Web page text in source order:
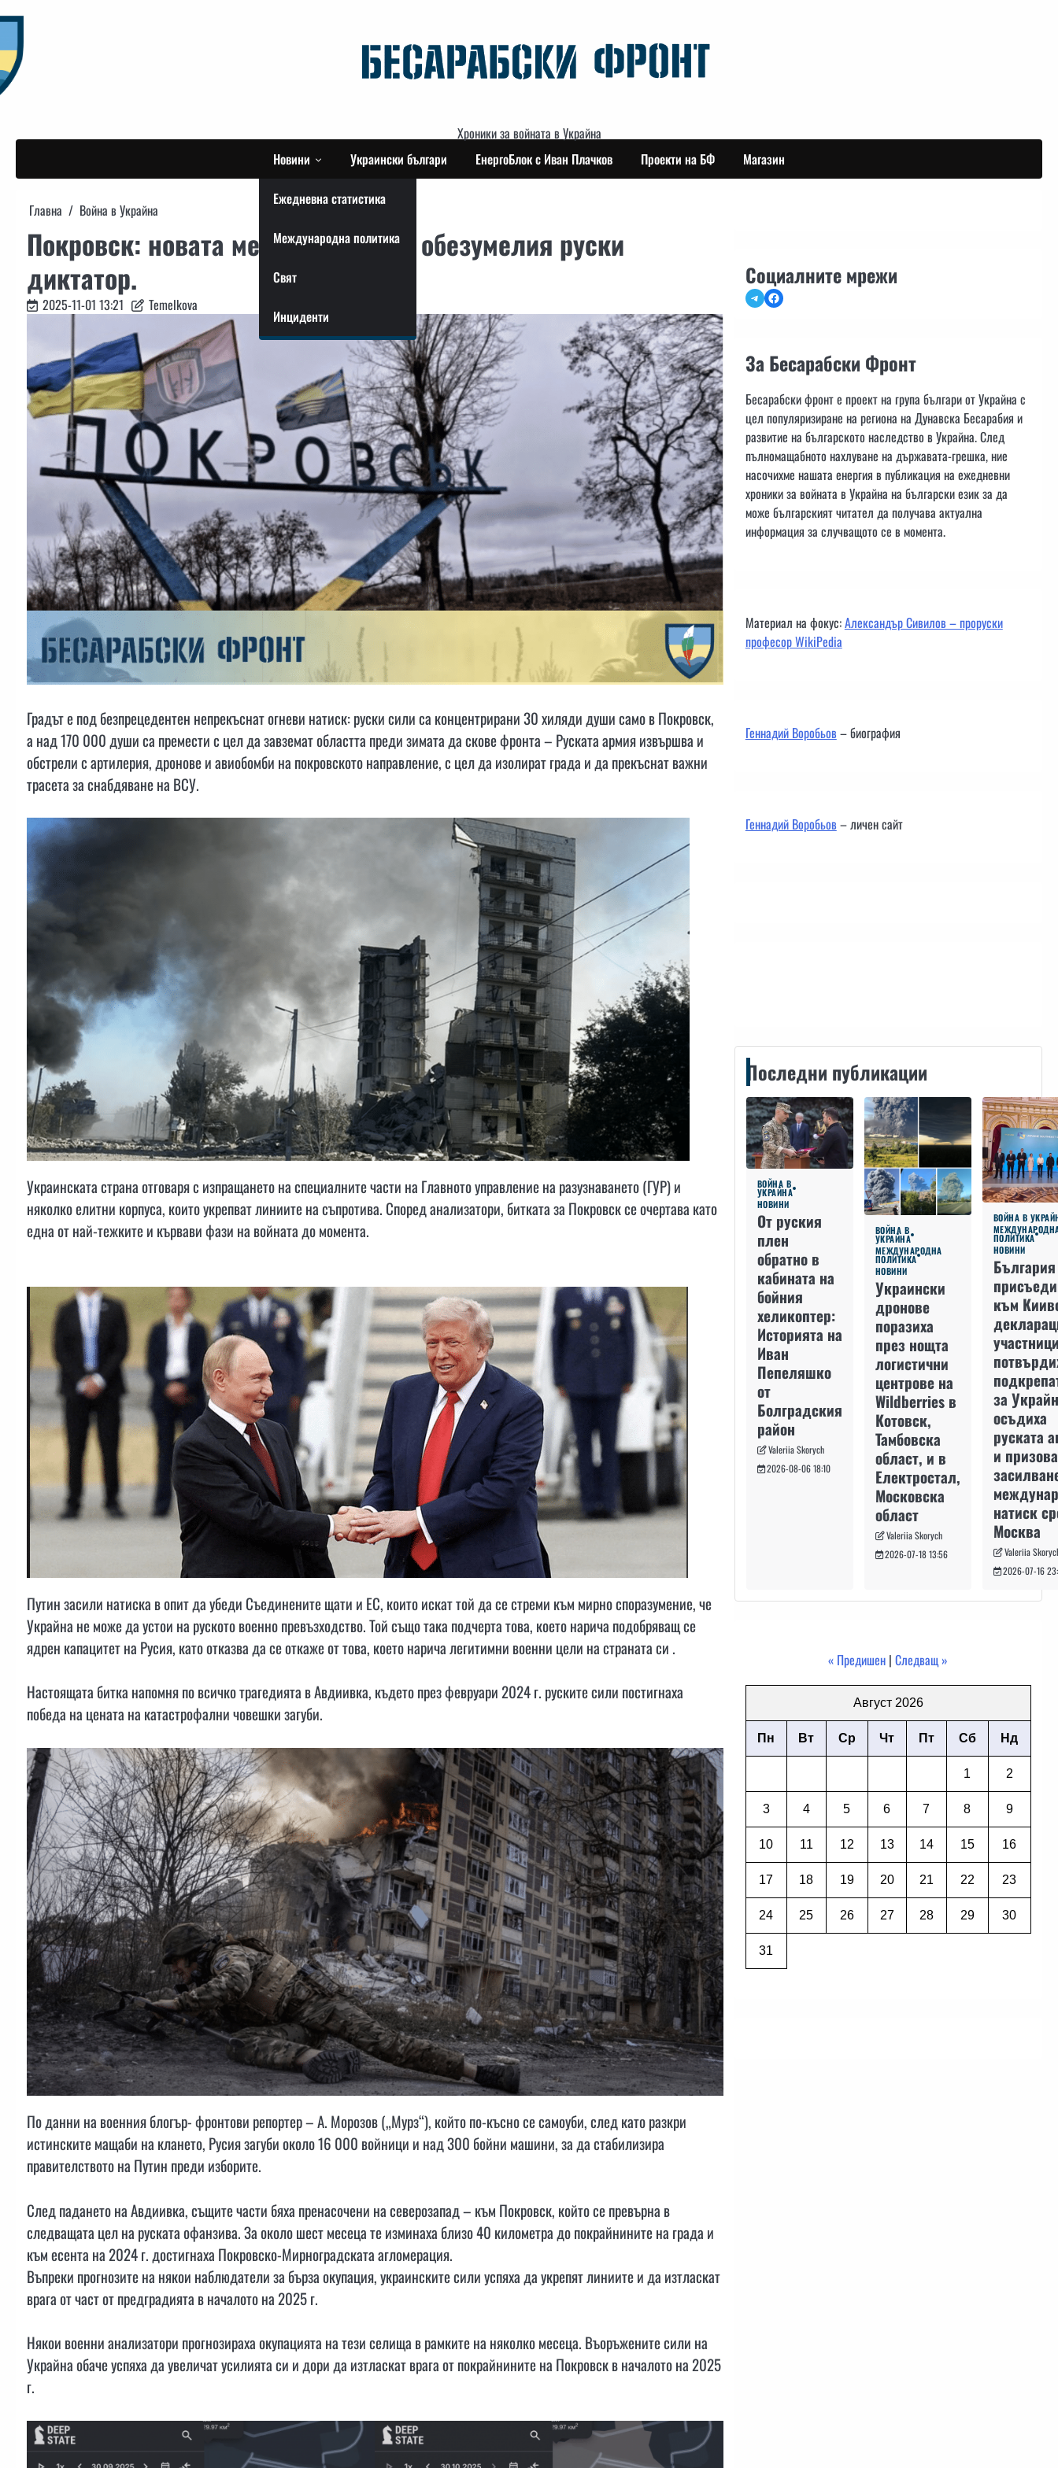
to
content
Хроники за войната в Украйна
Новини
Ежедневна статистика
Международна политика
Свят
Инциденти
Украински българи ЕнергоБлок с Иван Плачков Проекти на БФ Магазин
Главна Война в Украйна
Покровск: новата месомелачка на обезумелия руски
диктатор.
2025-11-01 13:21 Temelkova
Градът е под безпрецедентен непрекъснат огневи натиск: руски сили са концентрирани 30 хиляди души само в Покровск,
а над 170 000 души са премести с цел да завземат областта преди зимата да скове фронта – Руската армия извършва и
обстрели с артилерия, дронове и авиобомби на покровското направление, с цел да изолират града и да прекъснат важни
трасета за снабдяване на ВСУ.
Украинската страна отговаря с изпращането на специалните части на Главното управление на разузнаването (ГУР) и
няколко елитни корпуса, които укрепват линиите на съпротива. Според анализатори, битката за Покровск се очертава като
една от най-тежките и кървави фази на войната до момента.
Путин засили натиска в опит да убеди Съединените щати и ЕС, които искат той да се стреми към мирно споразумение, че
Украйна не може да устои на руското военно превъзходство. Той също така подчерта това, което нарича подобряващ се
ядрен капацитет на Русия, като отказва да се откаже от това, което нарича легитимни военни цели на страната си .
Настоящата битка напомня по всичко трагедията в Авдиивка, където през февруари 2024 г. руските сили постигнаха
победа на цената на катастрофални човешки загуби.
По данни на военния блогър- фронтови репортер – А. Морозов („Мурз“), който по-късно се самоуби, след като разкри
истинските мащаби на клането, Русия загуби около 16 000 войници и над 300 бойни машини, за да стабилизира
правителството на Путин преди изборите.
След падането на Авдиивка, същите части бяха пренасочени на северозапад – към Покровск, който се превърна в
следващата цел на руската офанзива. За около шест месеца те изминаха близо 40 километра до покрайнините на града и
към есента на 2024 г. достигнаха Покровско-Мирноградската агломерация.
Въпреки прогнозите на някои наблюдатели за бърза окупация, украинските сили успяха да укрепят линиите и да изтласкат
врага от част от предградията в началото на 2025 г.
Някои военни анализатори прогнозираха окупацията на тези селища в рамките на няколко месеца. Въоръжените сили на
Украйна обаче успяха да увеличат усилията си и дори да изтласкат врага от покрайнините на Покровск в началото на 2025
г.
Социалните мрежи
TelegramFacebook
За Бесарабски Фронт
Бесарабски фронт е проект на група българи от Украйна с
цел популяризиране на региона на Дунавска Бесарабия и
развитие на българското наследство в Украйна. След
пълномащабното нахлуване на държавата-грешка, ние
насочихме нашата енергия в публикация на ежедневни
хроники за войната в Украйна на български език за да
може българският читател да получава актуална
информация за случващото се в момента.
Материал на фокус:Александър Сивилов – проруски
професор WikiPedia
Геннадий Воробьов– биография
Геннадий Воробьов– личен сайт
Последни публикации
ВОЙНА В
УКРАЙНА
НОВИНИ
От руския
плен
обратно в
кабината на
бойния
хеликоптер:
Историята на
Иван
Пепеляшко
от
Болградския
район
Valeriia Skorych
2026-08-06 18:10
ВОЙНА В
УКРАЙНА
МЕЖДУНАРОДНА
ПОЛИТИКА
НОВИНИ
Украински
дронове
поразиха
през нощта
логистични
центрове на
Wildberries в
Котовск,
Тамбовска
област, и в
Електростал,
Московска
област
Valeriia Skorych
2026-07-18 13:56
ВОЙНА В
ПОЛИТИКА
НОВИНИ
към
за
осъдиха
руската
и
натиск
Москва
Valeriia
2026-07-16
« Предишен |Следващ »
Август 2026
Пн Вт Ср Чт Пт Сб Нд
1 2
3 4 5 6 7 8 9
10 11 12 13 14 15 16
17 18 19 20 21 22 23
24 25 26 27 28 29 30
31